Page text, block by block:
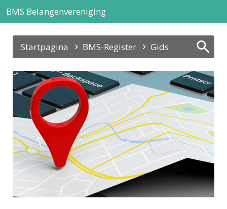
BMS Belangenvereniging
Startpagina BMS-Register Gids